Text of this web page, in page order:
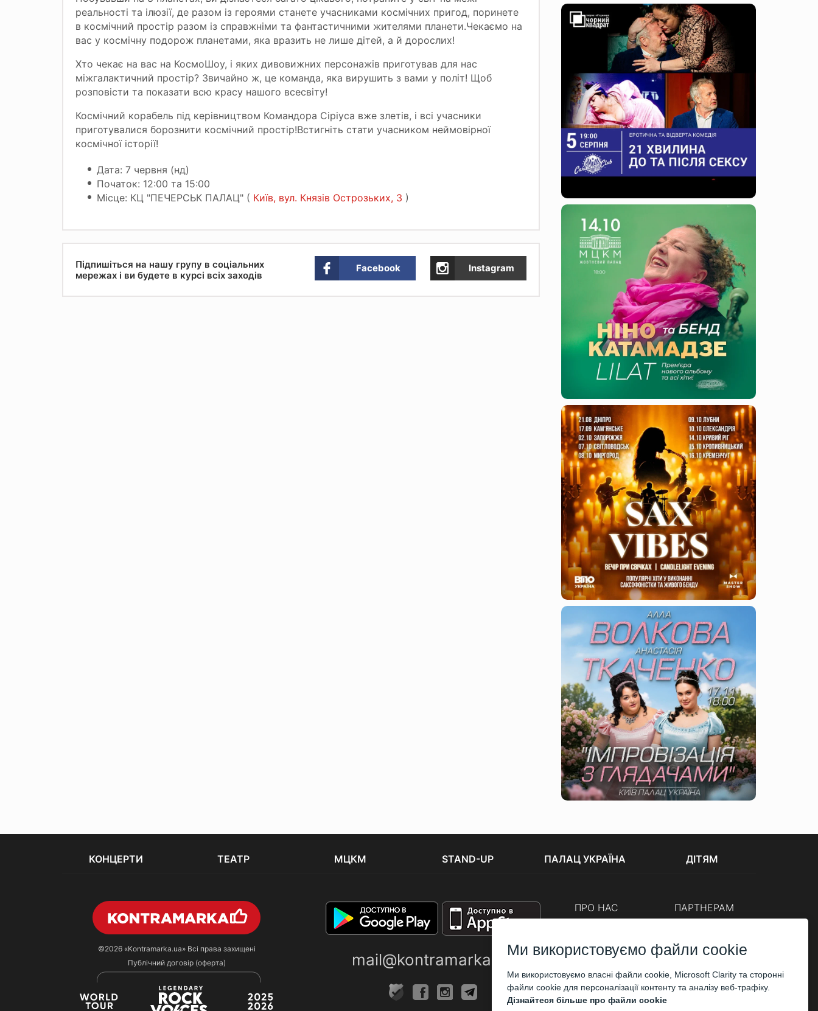
реальності та ілюзії, де разом із героями станете учасниками космічних пригод, поринете
в космічний простір разом із справжніми та фантастичними жителями планети.Чекаємо на
вас у космічну подорож планетами, яка вразить не лише дітей, а й дорослих!
Хто чекає на вас на КосмоШоу, і яких дивовижних персонажів приготував для нас
міжгалактичний простір? Звичайно ж, це команда, яка вирушить з вами у політ! Щоб
розповісти та показати всю красу нашого всесвіту!
Космічний корабель під керівництвом Командора Сіріуса вже злетів, і всі учасники
приготувалися борознити космічний простір!Встигніть стати учасником неймовірної
космічної історії!
Дата: 7 червня (нд)
Початок: 12:00 та 15:00
Місце: КЦ "ПЕЧЕРСЬК ПАЛАЦ" ( Київ, вул. Князів Острозьких, 3 )
Підпишіться на нашу групу в соціальних
мережах і ви будете в курсі всіх заходів
Facebook Instagram
КОНЦЕРТИ ТЕАТР МЦКМ STAND-UP ПАЛАЦ УКРАЇНА ДІТЯМ
©2026 «Kontramarka.ua»Всі права захищені
Публічний договір (оферта)
mail@kontramarka.ua
ПРО НАС ПАРТНЕРАМ
Корпоративним клієнтам
Ми використовуємо файли cookie
Ми використовуємо власні файли cookie, Microsoft Clarity та сторонні
файли cookie для персоналізації контенту та аналізу веб-трафіку.
Дізнайтеся більше про файли cookie